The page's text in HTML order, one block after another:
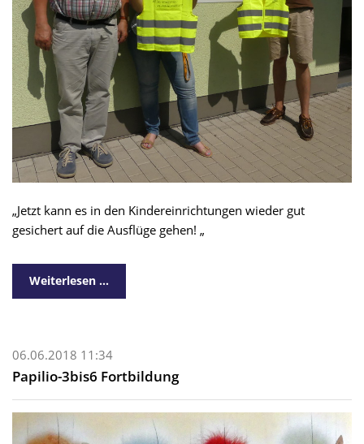
„Jetzt kann es in den Kindereinrichtungen wieder gut
gesichert auf die Ausflüge gehen! „
Weiterlesen …
06.06.2018 11:34
Papilio-3bis6 Fortbildung